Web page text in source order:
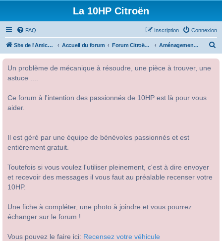
La 10HP Citroën
FAQ Connexion
Inscription
Site de l'Amicale Citroën 10HP Accueil du forum Forum Citroën 10HP Aménagement intérieur
Un problème de mécanique à résoudre, une pièce à trouver, une
astuce ....
Ce forum à l'intention des passionnés de 10HP est là pour vous
aider.
Il est géré par une équipe de bénévoles passionnés et est
entièrement gratuit.
Toutefois si vous voulez l'utiliser pleinement, c'est à dire envoyer
et recevoir des messages il vous faut au préalable recenser votre
10HP.
Une fiche à compléter, une photo à joindre et vous pourrez
échanger sur le forum !
Vous pouvez le faire ici: Recensez votre véhicule